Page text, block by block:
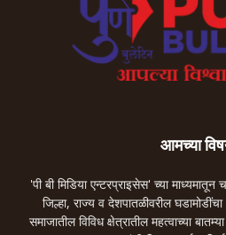
आमच्या
'पी बी मिडिया एन्टरप्राइसेस' च्या
जिल्हा, राज्य व देशपातळीवरील
समाजातील विविध क्षेत्रातील महत्वाच्या